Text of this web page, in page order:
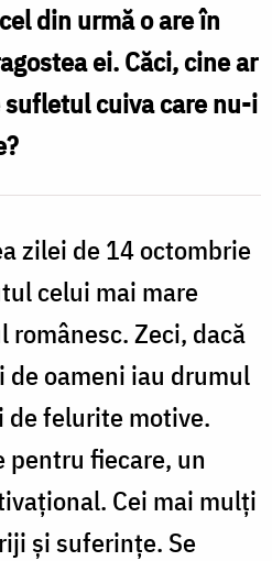
din urmă o are în
ei. Căci, cine ar
cuiva care nu-i
zilei de 14 octombrie
celui mai mare
Zeci, dacă
de oameni iau drumul
de felurite motive.
pentru fiecare, un
Cei mai mulți
și suferințe. Se